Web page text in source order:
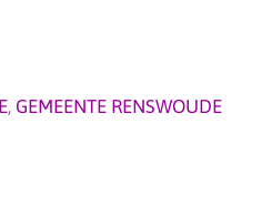
, GEMEENTE RENSWOUDE